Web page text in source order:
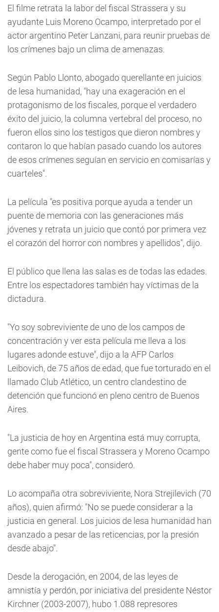
El filme retrata la labor del fiscal Strassera y su
ayudante Luis Moreno Ocampo, interpretado por el
actor argentino Peter Lanzani, para reunir pruebas de
los crímenes bajo un clima de amenazas.
Según Pablo Llonto, abogado querellante en juicios
de lesa humanidad, "hay una exageración en el
protagonismo de los fiscales, porque el verdadero
éxito del juicio, la columna vertebral del proceso, no
fueron ellos sino los testigos que dieron nombres y
contaron lo que habían pasado cuando los autores
de esos crímenes seguían en servicio en comisarías y
cuarteles".
La película "es positiva porque ayuda a tender un
puente de memoria con las generaciones más
jóvenes y retrata un juicio que contó por primera vez
el corazón del horror con nombres y apellidos", dijo.
El público que llena las salas es de todas las edades.
Entre los espectadores también hay víctimas de la
dictadura.
"Yo soy sobreviviente de uno de los campos de
concentración y ver esta película me lleva a los
lugares adonde estuve", dijo a la AFP Carlos
Leibovich, de 75 años de edad, que fue torturado en el
llamado Club Atlético, un centro clandestino de
detención que funcionó en pleno centro de Buenos
Aires.
"La justicia de hoy en Argentina está muy corrupta,
gente como fue el fiscal Strassera y Moreno Ocampo
debe haber muy poca", consideró.
Lo acompaña otra sobreviviente, Nora Strejilevich (70
años), quien afirmó: "No se puede considerar a la
justicia en general. Los juicios de lesa humanidad han
avanzado a pesar de las reticencias, por la presión
desde abajo".
Desde la derogación, en 2004, de las leyes de
amnistía y perdón, por iniciativa del presidente Néstor
Kirchner (2003-2007), hubo 1.088 represores